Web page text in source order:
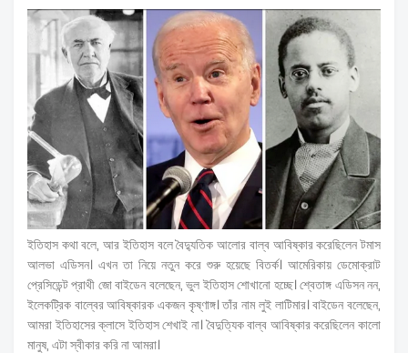
ইতিহাস কথা বলে, আর ইতিহাস বলে বৈদ্যুতিক আলোর বাল্ব আবিষ্কার করেছিলেন টমাস
আলভা এডিসন। এখন তা নিয়ে নতুন করে শুরু হয়েছে বিতর্ক। আমেরিকায় ডেমোক্রাট
প্রেসিডেন্ট প্রাথী জো বাইডেন বলেছেন, ভুল ইতিহাস শোখানো হচ্ছে। শ্বেতাঙ্গ এডিসন নন,
ইলেকট্রিক বাল্বের আবিষ্কারক একজন কৃষ্ণাঙ্গ। তাঁর নাম লুই লাটিমার। বাইডেন বলেছেন,
আমরা ইতিহাসের ক্লাসে ইতিহাস শেখাই না। বৈদুত্যিক বাল্ব আবিষ্কার করেছিলেন কালো
মানুষ, এটা স্বীকার করি না আমরা।